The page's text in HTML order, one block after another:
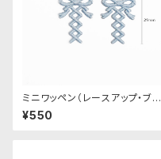
ミニワッペン（レースアップ・ブル
ー・２個セット）
¥550